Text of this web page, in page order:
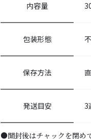
内容量
包装形態
保存方法
発送目安 3
●開封後はチャックを閉め